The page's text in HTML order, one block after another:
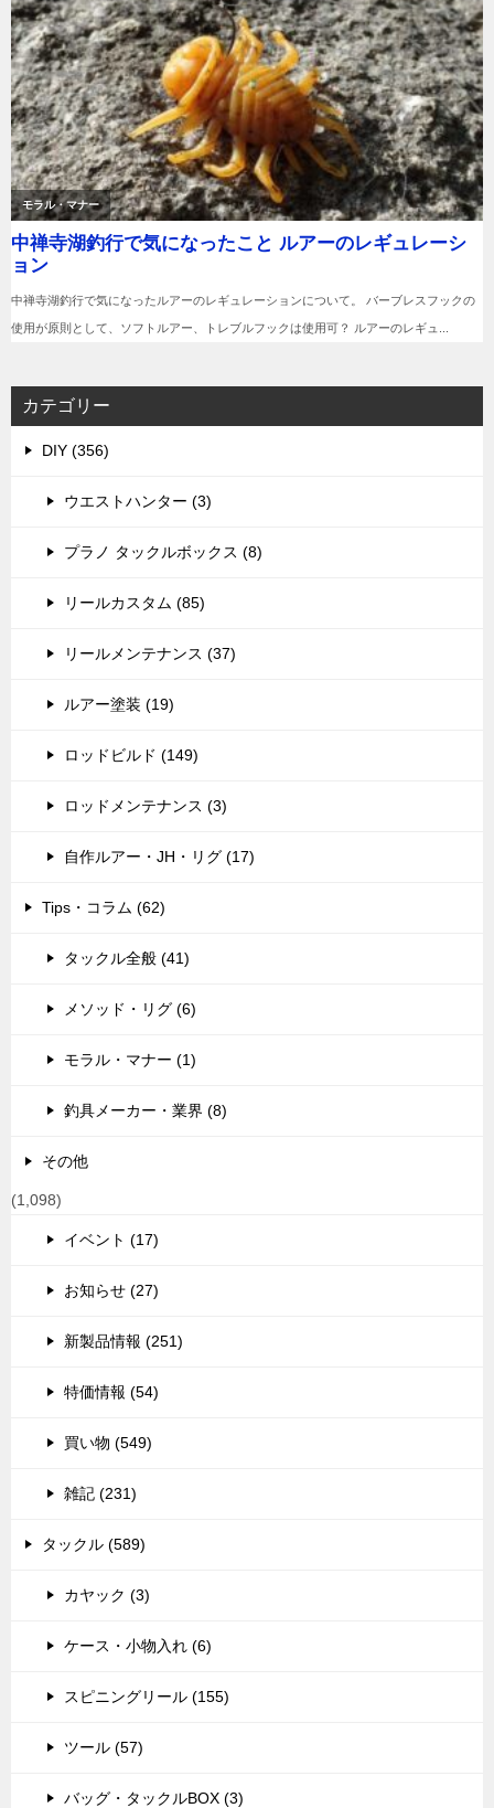
カテゴリー
DIY (356)
ウエストハンター (3)
プラノ タックルボックス (8)
リールカスタム (85)
リールメンテナンス (37)
ルアー塗装 (19)
ロッドビルド (149)
ロッドメンテナンス (3)
自作ルアー・JH・リグ (17)
Tips・コラム (62)
タックル全般 (41)
メソッド・リグ (6)
モラル・マナー (1)
釣具メーカー・業界 (8)
その他
(1,098)
イベント (17)
お知らせ (27)
新製品情報 (251)
特価情報 (54)
買い物 (549)
雑記 (231)
タックル (589)
カヤック (3)
ケース・小物入れ (6)
スピニングリール (155)
ツール (57)
バッグ・タックルBOX (3)